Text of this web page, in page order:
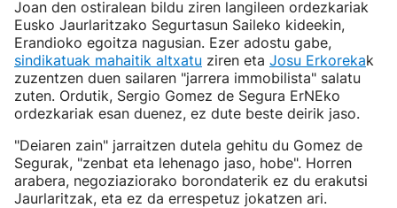
Joan den ostiralean bildu ziren langileen ordezkariak
Eusko Jaurlaritzako Segurtasun Saileko kideekin,
Erandioko egoitza nagusian. Ezer adostu gabe,
sindikatuak mahaitik altxatu ziren eta Josu Erkorekak
zuzentzen duen sailaren "jarrera immobilista" salatu
zuten. Ordutik, Sergio Gomez de Segura ErNEko
ordezkariak esan duenez, ez dute beste deirik jaso.
"Deiaren zain" jarraitzen dutela gehitu du Gomez de
Segurak, "zenbat eta lehenago jaso, hobe". Horren
arabera, negoziaziorako borondaterik ez du erakutsi
Jaurlaritzak, eta ez da errespetuz jokatzen ari.